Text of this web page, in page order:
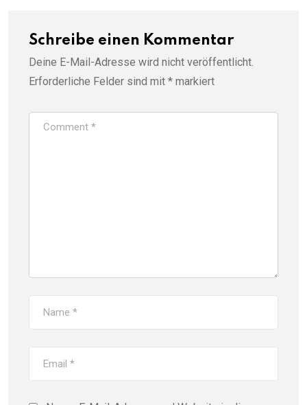
Schreibe einen Kommentar
Deine E-Mail-Adresse wird nicht veröffentlicht.
Erforderliche Felder sind mit * markiert